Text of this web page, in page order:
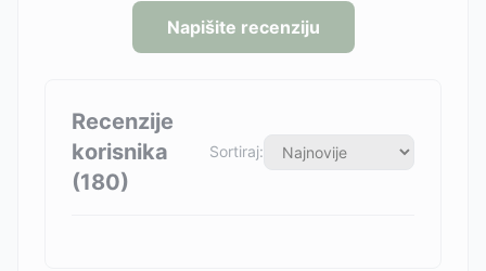
Napišite recenziju
Recenzije
korisnika
(180)
Sortiraj: